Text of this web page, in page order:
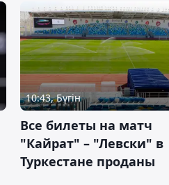
10:43, Бүгін
Все билеты на матч
"Кайрат" – "Левски" в
Туркестане проданы